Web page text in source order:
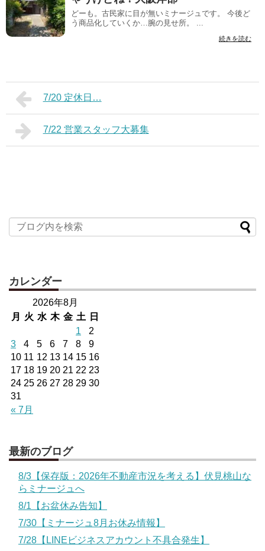
どーも。古民家に目が無いミナージュです。 今後ど
う商品化していくか…腕の見せ所。 ...
続きを読む
7/20 定休日…
7/22 営業スタッフ大募集
カレンダー
2026年8月
月
火 水 木 金 土 日
« 7月
1
2
3
4 5 6 7 8
9
10 11 12 13 14 15 16
17 18 19 20 21 22 23
24 25 26 27 28 29 30
31
最新のブログ
8/3【保存版：2026年不動産市況を考える】伏見桃山な
らミナージュへ
8/1【お盆休み告知】
7/30【ミナージュ8月お休み情報】
7/28【LINEビジネスアカウント不具合発生】